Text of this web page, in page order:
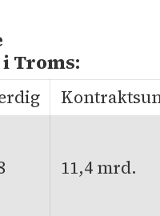
Troms:
11,4 mrd.